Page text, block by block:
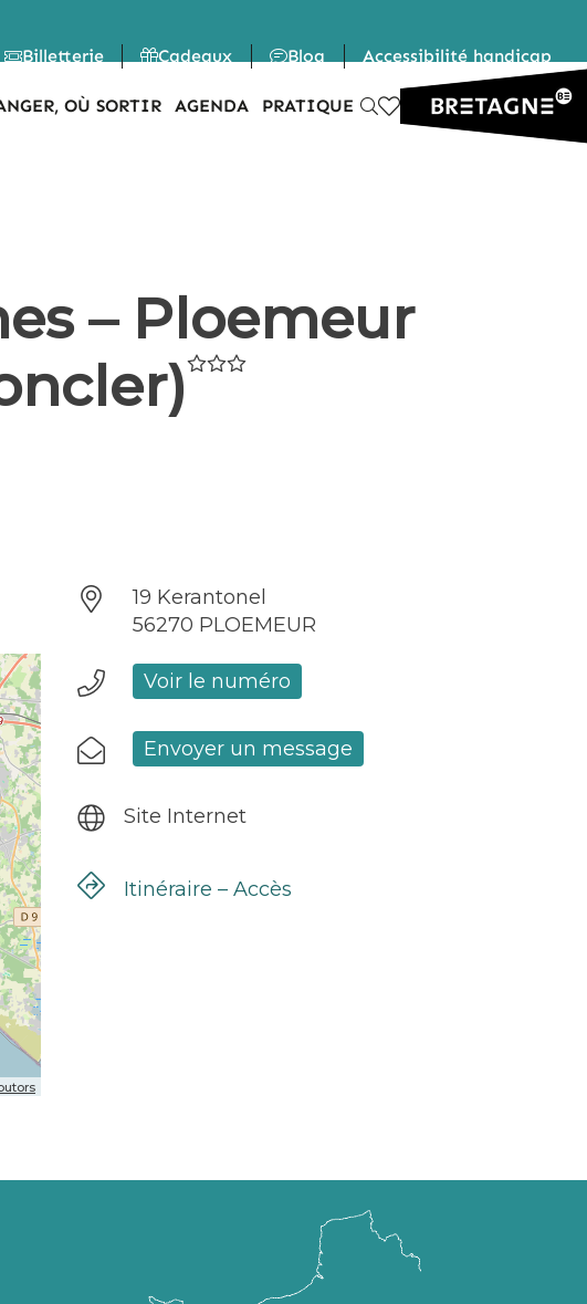
Billetterie
Cadeaux Blog Accessibilité handicap
OÙ SORTIR AGENDA PRATIQUE
– Ploemeur
19 Kerantonel
56270 PLOEMEUR
Voir le numéro
Envoyer un message
Site Internet
Itinéraire – Accès